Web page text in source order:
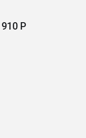
910 Р